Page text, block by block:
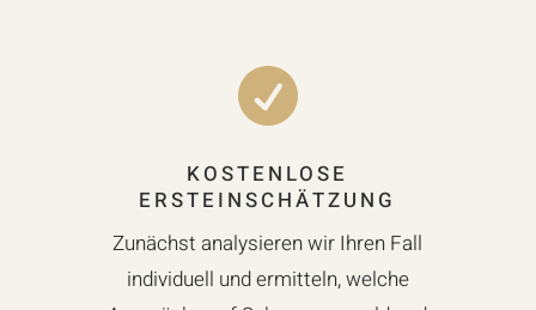

KOSTENLOSE
ERSTEINSCHÄTZUNG
Zunächst analysieren wir Ihren Fall
individuell und ermitteln, welche